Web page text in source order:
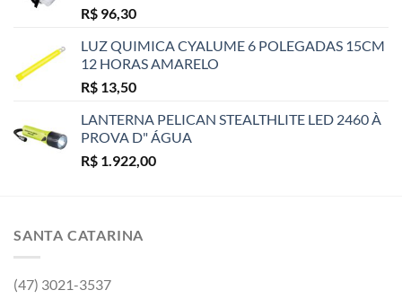
R$ 96,30
LUZ QUIMICA CYALUME 6 POLEGADAS 15CM
12 HORAS AMARELO
R$ 13,50
LANTERNA PELICAN STEALTHLITE LED 2460 À
PROVA D" ÁGUA
R$ 1.922,00
SANTA CATARINA
(47) 3021-3537